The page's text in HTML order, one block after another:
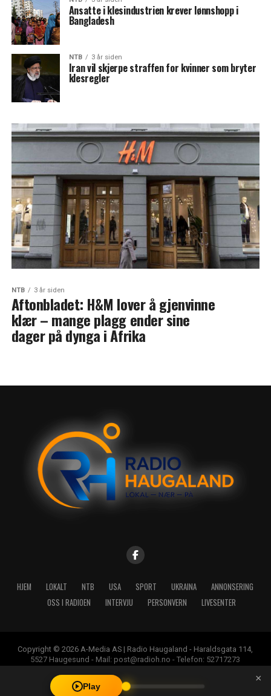
Ansatte i klesindustrien krever lønnshopp i
Bangladesh
NTB 3 år siden
Iran vil skjerpe straffen for kvinner som bryter
klesregler
NTB 3 år siden
Aftonbladet: H&M lover å gjenvinne
klær – mange plagg ender sine
dager på dynga i Afrika
HJEM LOKALT NTB USA SPORT UKRAINA
ANNONSERING
OSS I RADIOEN
INTERVJU PERSONVERN LIVESENTER
Copyright © 2026 A-Media AS | Radio Haugaland - Haraldsgata 114,
5527 Haugesund - Mail: post@radioh.no - Telefon: 52717273
Play
×